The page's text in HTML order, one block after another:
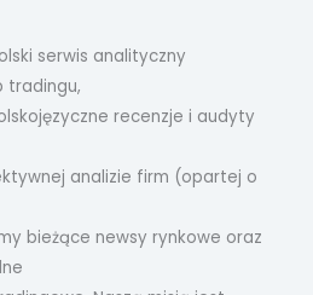
serwis analityczny
tradingu,
recenzje i audyty
analizie firm (opartej o
bieżące newsy rynkowe oraz